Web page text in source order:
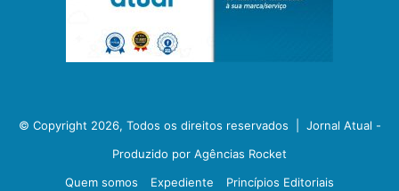
© Copyright 2026, Todos os direitos reservados | Jornal Atual -
Produzido por Agências Rocket
Quem somos
Expediente
Princípios Editoriais